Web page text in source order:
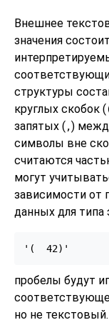
Внешнее
значения
структуры
круглых скобок (
запятых ( ,)
символы вне
считаются
могут
зависимости от
данных для типа
'(  42)'
пробелы будут
но не текстовый.